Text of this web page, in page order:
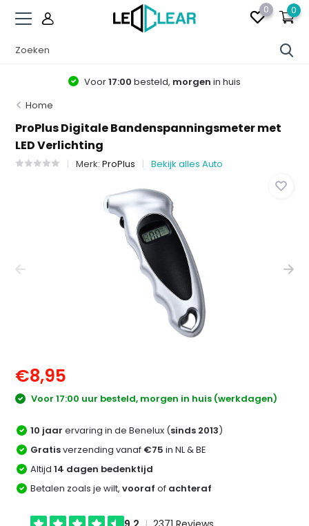
0 0
Voor17:00 besteld, morgen in huis
Home
ProPlus Digitale Bandenspanningsmeter met
LED Verlichting
Merk:ProPlus Bekijk alles Auto
€8,95
Voor 17:00 uur besteld, morgen in huis (werkdagen)
10 jaar ervaring in de Benelux (sinds 2013)
Gratisverzending vanaf €75 in NL & BE
Altijd14 dagen bedenktijd
Betalen zoals je wilt,vooraf of achteraf